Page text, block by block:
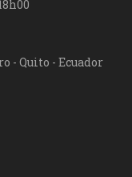
- Quito - Ecuador